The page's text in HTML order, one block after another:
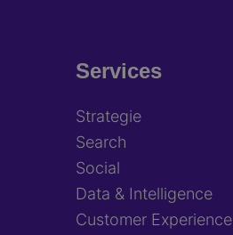
Footer
Services
Strategie
Search
Social
Data & Intelligence
Customer Experience